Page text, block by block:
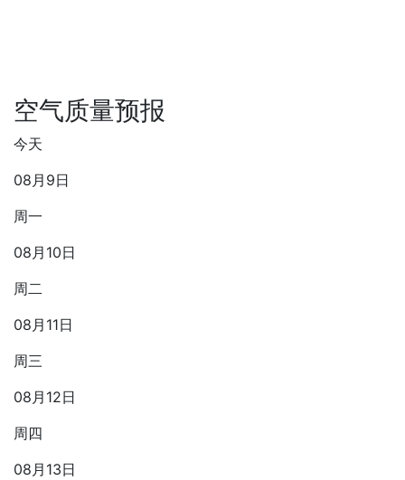
空气质量预报
今天
08月9日
周一
08月10日
周二
08月11日
周三
08月12日
周四
08月13日